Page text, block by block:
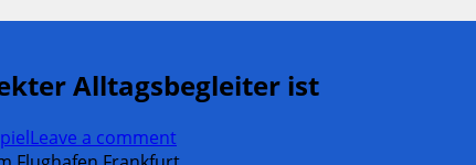
Alltagsbegleiter ist
Leave a comment